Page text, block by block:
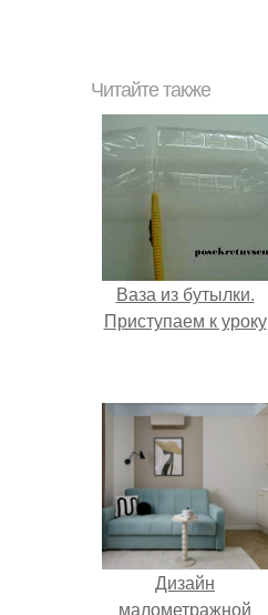
Читайте также
Ваза из бутылки.
Приступаем к уроку
Дизайн
малометражной